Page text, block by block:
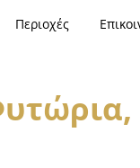
Περιοχές